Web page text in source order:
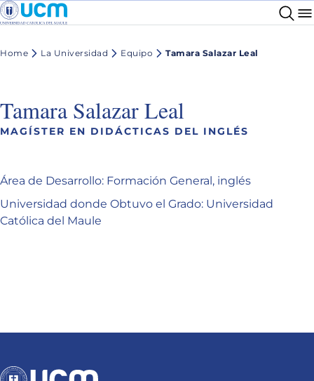
Home La Universidad Equipo Tamara Salazar Leal
Tamara Salazar Leal
MAGÍSTER EN DIDÁCTICAS DEL INGLÉS
Área de Desarrollo: Formación General, inglés
Universidad donde Obtuvo el Grado: Universidad
Católica del Maule